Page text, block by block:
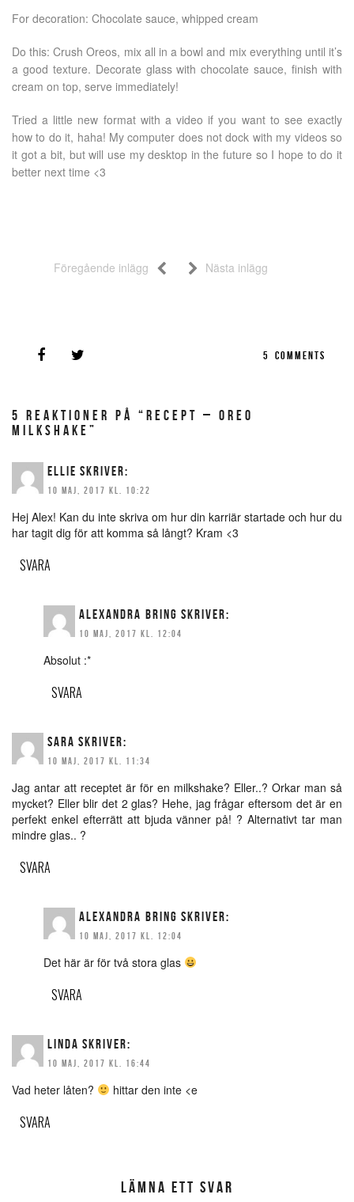
For decoration: Chocolate sauce, whipped cream
Do this: Crush Oreos, mix all in a bowl and mix everything until it’s
a good texture. Decorate glass with chocolate sauce, finish with
cream on top, serve immediately!
Tried a little new format with a video if you want to see exactly
how to do it, haha! My computer does not dock with my videos so
it got a bit, but will use my desktop in the future so I hope to do it
better next time <3
Föregående inlägg Nästa inlägg
5 COMMENTS
5 REAKTIONER PÅ “RECEPT – OREO
MILKSHAKE”
ELLIE SKRIVER:
10 MAJ, 2017 KL. 10:22
Hej Alex! Kan du inte skriva om hur din karriär startade och hur du
har tagit dig för att komma så långt? Kram <3
SVARA
ALEXANDRA BRING SKRIVER:
10 MAJ, 2017 KL. 12:04
Absolut :*
SVARA
SARA SKRIVER:
10 MAJ, 2017 KL. 11:34
Jag antar att receptet är för en milkshake? Eller..? Orkar man så
mycket? Eller blir det 2 glas? Hehe, jag frågar eftersom det är en
perfekt enkel efterrätt att bjuda vänner på! ? Alternativt tar man
mindre glas.. ?
SVARA
ALEXANDRA BRING SKRIVER:
10 MAJ, 2017 KL. 12:04
Det här är för två stora glas
SVARA
LINDA SKRIVER:
10 MAJ, 2017 KL. 16:44
Vad heter låten? hittar den inte <e
SVARA
LÄMNA ETT SVAR